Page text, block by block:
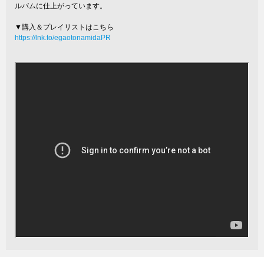
ルバムに仕上がっています。
▼購入＆プレイリストはこちら
https://lnk.to/egaotonamidaPR